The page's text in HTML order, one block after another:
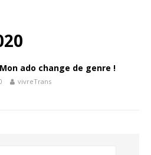
ado change de genre !
vivreTrans